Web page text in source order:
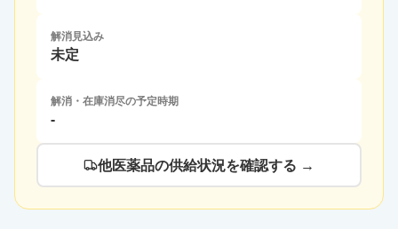
解消見込み
未定
解消・在庫消尽の予定時期
-
他医薬品の供給状況を確認する →